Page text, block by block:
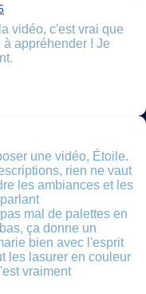
vidéo, c'est vrai que
appréhender ! Je
une vidéo, Étoile.
rien ne vaut
les ambiances et les
mal de palettes en
ça donne un
bien avec l'esprit
les lasurer en couleur
vraiment